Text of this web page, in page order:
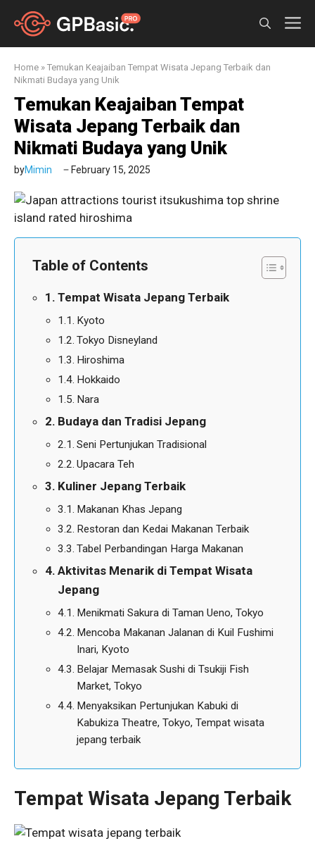
Home » Temukan Keajaiban Tempat Wisata Jepang Terbaik dan
Nikmati Budaya yang Unik
Temukan Keajaiban Tempat
Wisata Jepang Terbaik dan
Nikmati Budaya yang Unik
byMimin February 15, 2025
Table of Contents
Tempat Wisata Jepang Terbaik
Kyoto
Tokyo Disneyland
Hiroshima
Hokkaido
Nara
Budaya dan Tradisi Jepang
Seni Pertunjukan Tradisional
Upacara Teh
Kuliner Jepang Terbaik
Makanan Khas Jepang
Restoran dan Kedai Makanan Terbaik
Tabel Perbandingan Harga Makanan
Aktivitas Menarik di Tempat Wisata
Jepang
Menikmati Sakura di Taman Ueno, Tokyo
Mencoba Makanan Jalanan di Kuil Fushimi
Inari, Kyoto
Belajar Memasak Sushi di Tsukiji Fish
Market, Tokyo
Menyaksikan Pertunjukan Kabuki di
Kabukiza Theatre, Tokyo, Tempat wisata
jepang terbaik
Tempat Wisata Jepang Terbaik